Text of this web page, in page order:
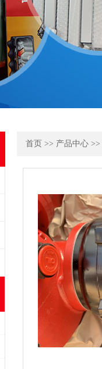
首页 >> 产品中心 >>